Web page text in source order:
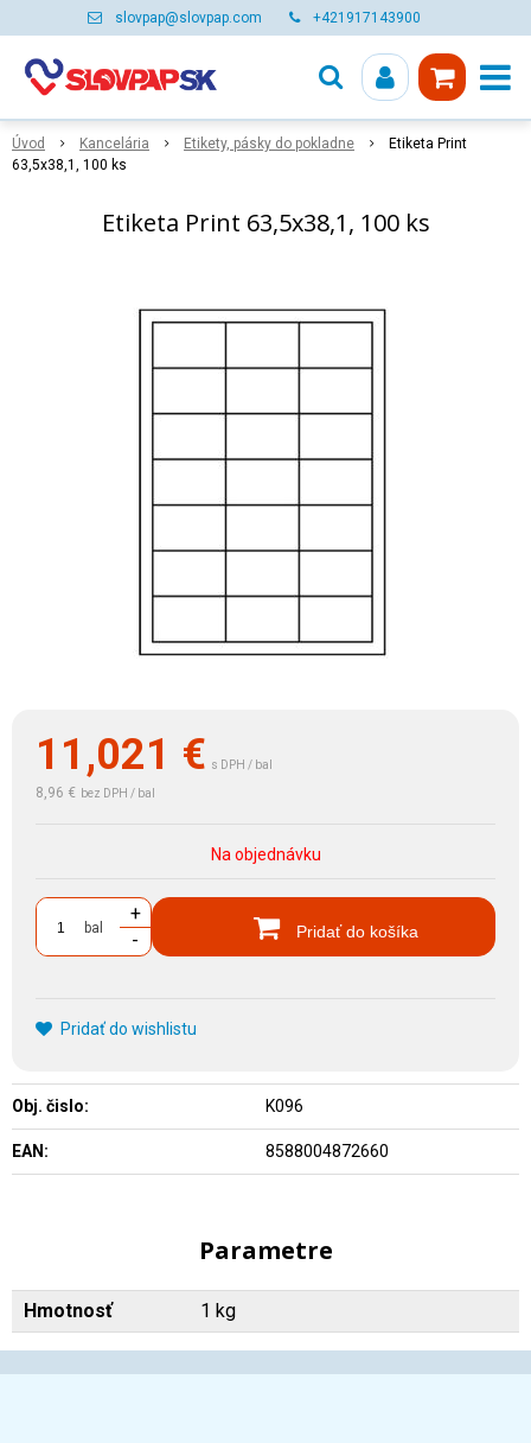
slovpap@slovpap.com +421917143900
Úvod Kancelária Etikety, pásky do pokladne
Etiketa Print
63,5x38,1, 100 ks
Etiketa Print 63,5x38,1, 100 ks
11,021 € s DPH / bal
8,96 € bez DPH / bal
Na objednávku
bal
+
-
Pridať do košíka
Pridať do wishlistu
Obj. čislo: K096
EAN: 8588004872660
Parametre
Hmotnosť 1 kg